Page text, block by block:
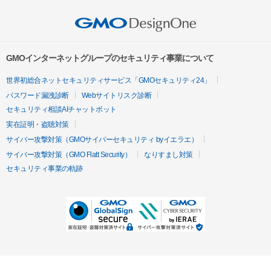
GMOインターネットグループのセキュリティ事業について
世界初総合ネットセキュリティサービス「GMOセキュリティ24」
パスワード漏洩診断
Webサイトリスク診断
セキュリティ相談AIチャットボット
実在証明・盗聴対策
サイバー攻撃対策（GMOサイバーセキュリティ byイエラエ）
サイバー攻撃対策（GMO Flatt Security）
なりすまし対策
セキュリティ事業の軌跡